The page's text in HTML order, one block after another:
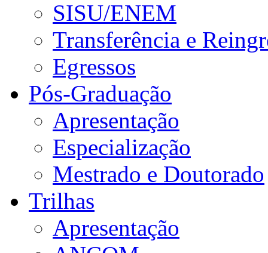
SISU/ENEM
Transferência e
Egressos
Pós-Graduação
Apresentação
Especialização
Mestrado e Doutorado
Trilhas
Apresentação